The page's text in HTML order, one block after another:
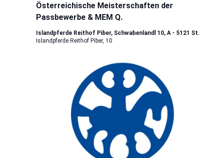
Österreichische Meisterschaften der
Passbewerbe & MEM Q.
Islandpferde Reithof Piber, Schwabenlandl 10, A - 5121 St.
Islandpferde Reithof Piber, 10